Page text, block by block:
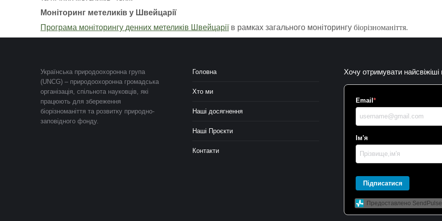
Моніторинг метеликів у Швейцарії
Програма моніторингу денних метеликів Швейцаріїв рамках загального моніторингу біорізноманіття.
Українська природоохоронна група
(UNCG) – природоохоронна громадська
організація, спільнота науковців, які
працюють для збереження
біорізноманіття та розвитку природно-
заповідного фонду.
Головна
Хто ми
Наші досягнення
Наші Проєкти
Контакти
Хочу отримувати найсвіжіші
Email *
Ім'я
Підписатися
Предоставлено SendPulse